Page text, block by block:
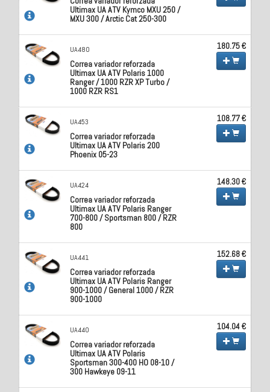
Ultimax UA ATV Kymco MXU 250 /
MXU 300 / Arctic Cat 250-300
UA480
Correa variador reforzada
Ultimax UA ATV Polaris 1000
Ranger / 1000 RZR XP Turbo /
1000 RZR RS1
180.75 €
UA453
Correa variador reforzada
Ultimax UA ATV Polaris 200
Phoenix 05-23
108.77 €
UA424
Correa variador reforzada
Ultimax UA ATV Polaris Ranger
700-800 / Sportsman 800 / RZR
800
148.30 €
UA441
Correa variador reforzada
Ultimax UA ATV Polaris Ranger
900-1000 / General 1000 / RZR
900-1000
152.68 €
UA440
Correa variador reforzada
Ultimax UA ATV Polaris
Sportsman 300-400 HO 08-10 /
300 Hawkeye 09-11
104.04 €